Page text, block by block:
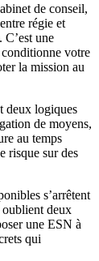
de conseil,
régie et
une
votre
la mission au
deux logiques
de moyens,
au temps
risque sur des
s’arrêtent
deux
une ESN à
qui